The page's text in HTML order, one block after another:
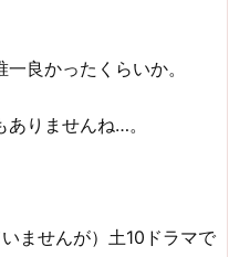
良かったくらいか。
りませんね…。
ませんが）土10ドラマで